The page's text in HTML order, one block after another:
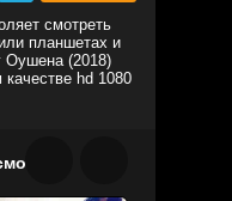
смотреть
планшетах и
Оушена (2018)
hd 1080